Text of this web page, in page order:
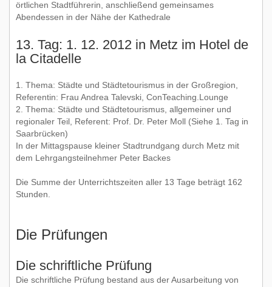
örtlichen Stadtführerin, anschließend gemeinsames
Abendessen in der Nähe der Kathedrale
13. Tag: 1. 12. 2012 in Metz im Hotel de
la Citadelle
1. Thema: Städte und Städtetourismus in der Großregion,
Referentin: Frau Andrea Talevski, ConTeaching.Lounge
2. Thema: Städte und Städtetourismus, allgemeiner und
regionaler Teil, Referent: Prof. Dr. Peter Moll (Siehe 1. Tag in
Saarbrücken)
In der Mittagspause kleiner Stadtrundgang durch Metz mit
dem Lehrgangsteilnehmer Peter Backes
Die Summe der Unterrichtszeiten aller 13 Tage beträgt 162
Stunden.
Die Prüfungen
Die schriftliche Prüfung
Die schriftliche Prüfung bestand aus der Ausarbeitung von